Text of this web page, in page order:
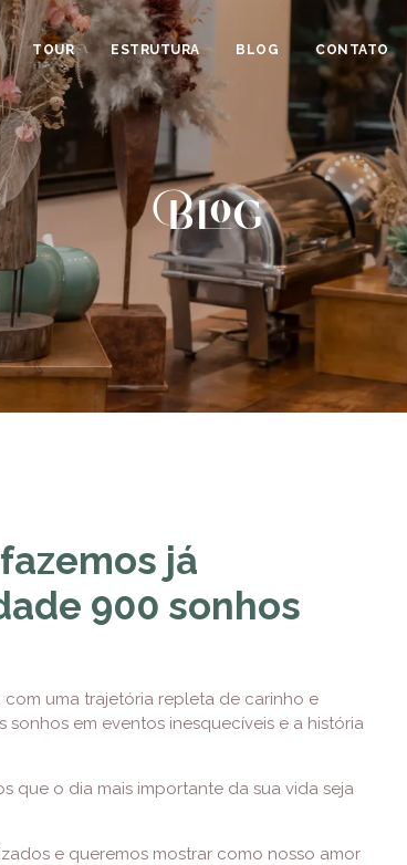
TOUR ESTRUTURA BLOG CONTATO
Blog
já
900 sonhos
uma trajetória repleta de carinho e
em eventos inesquecíveis e a história
que o dia mais importante da sua vida seja
e queremos mostrar como nosso amor